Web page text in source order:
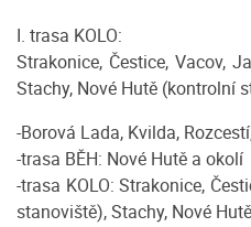
I. trasa KOLO:
Strakonice, Čestice, Vacov,
Stachy, Nové Hutě (kontrolní
-Borová Lada, Kvilda,
-trasa BĚH: Nové Hutě a okolí
-trasa KOLO: Strakonice,
stanoviště), Stachy, Nové